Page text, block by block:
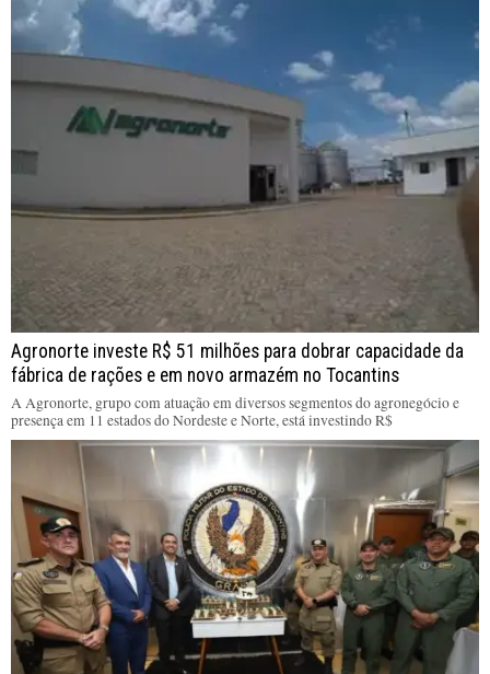
Agronorte investe R$ 51 milhões para dobrar capacidade da
fábrica de rações e em novo armazém no Tocantins
A Agronorte, grupo com atuação em diversos segmentos do agronegócio e
presença em 11 estados do Nordeste e Norte, está investindo R$